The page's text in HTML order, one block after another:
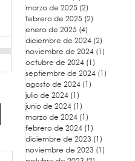
marzo de 2025 (2)
febrero de 2025 (2)
enero de 2025 (4)
diciembre de 2024 (2)
noviembre de 2024 (1)
octubre de 2024 (1)
septiembre de 2024 (1)
agosto de 2024 (1)
julio de 2024 (1)
junio de 2024 (1)
marzo de 2024 (1)
febrero de 2024 (1)
diciembre de 2023 (1)
noviembre de 2023 (1)